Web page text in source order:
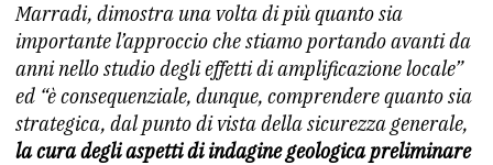
Marradi, dimostra una volta di più quanto sia
importante l’approccio che stiamo portando avanti da
anni nello studio degli effetti di amplificazione locale”
ed “è consequenziale, dunque, comprendere quanto sia
strategica, dal punto di vista della sicurezza generale,
la cura degli aspetti di indagine geologica preliminare